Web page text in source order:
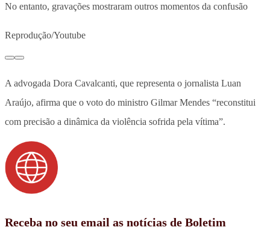
No entanto, gravações mostraram outros momentos da confusão
Reprodução/Youtube
A advogada Dora Cavalcanti, que representa o jornalista Luan
Araújo, afirma que o voto do ministro Gilmar Mendes “reconstitui
com precisão a dinâmica da violência sofrida pela vítima”.
Receba no seu email as notícias de Boletim